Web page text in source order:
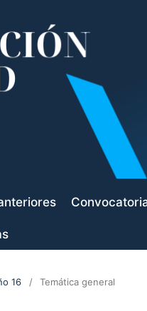
16 / Temática general